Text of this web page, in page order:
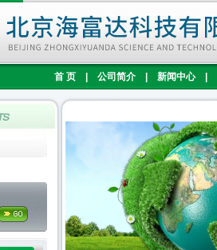
首 页 公司简介 新闻中心